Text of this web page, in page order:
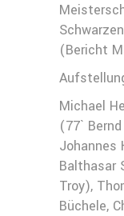
(Bericht
Michael
(77`
Johannes
Balthasar
Troy),
Büchele,